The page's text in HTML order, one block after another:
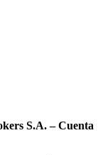
S.A. – Cuenta